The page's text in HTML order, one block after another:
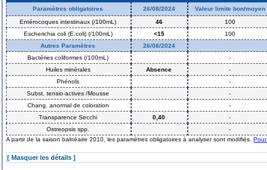
Paramètres obligatoires 26/08/2024
Valeur limite bon/moyen
Entérocoques intestinaux (/100mL)
46
100
Escherichia coli (E.coli) (/100mL)
<15
100
Autres Paramètres
26/08/2024
Bactéries coliformes (/100mL)
-
Huiles minérales
Absence
-
Phénols
-
Subst. tensio-actives /Mousse
-
Chang. anormal de coloration
-
Transparence Secchi
0,40
-
Ostreopsis spp.
-
A partir de la saison balnéaire 2010, les paramètres obligatoires à analyser sont modifiés.
[ Masquer les détails ]